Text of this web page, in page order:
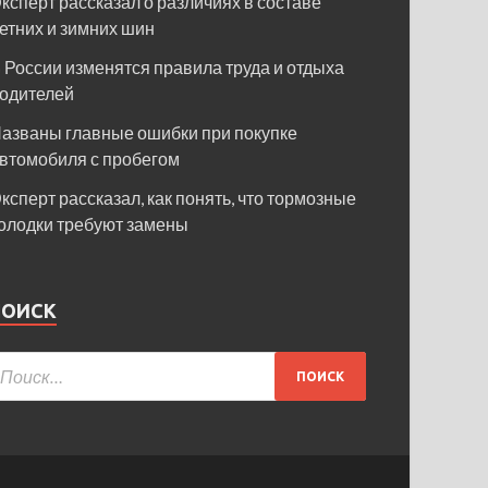
и зимних шин
России изменятся правила труда и отдыха
главные ошибки при покупке
с пробегом
рассказал, как понять, что тормозные
требуют замены